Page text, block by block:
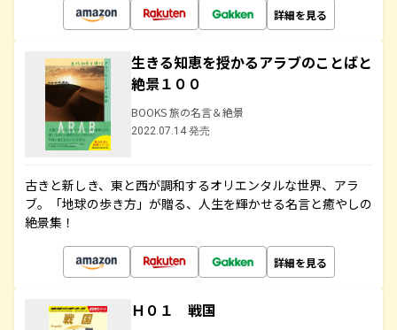
詳細を見る
生きる知恵を授かるアラブのことばと
絶景１００
BOOKS 旅の名言＆絶景
2022.07.14 発売
古きと新しき、東と西が調和するオリエンタルな世界、アラ
ブ。「地球の歩き方」が贈る、人生を輝かせる名言と癒やしの
絶景集！
詳細を見る
Ｈ０１ 戦国